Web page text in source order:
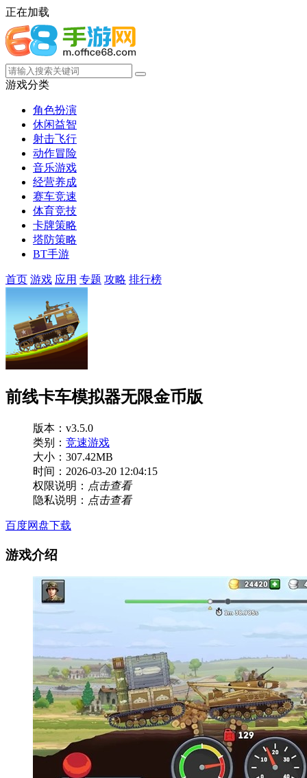
正在加载
游戏分类
角色扮演
休闲益智
射击飞行
动作冒险
音乐游戏
经营养成
赛车竞速
体育竞技
卡牌策略
塔防策略
BT手游
首页 游戏 应用 专题 攻略 排行榜
前线卡车模拟器无限金币版
版本：v3.5.0
类别： 竞速游戏
大小：307.42MB
时间：2026-03-20 12:04:15
权限说明： 点击查看
隐私说明： 点击查看
百度网盘下载
游戏介绍